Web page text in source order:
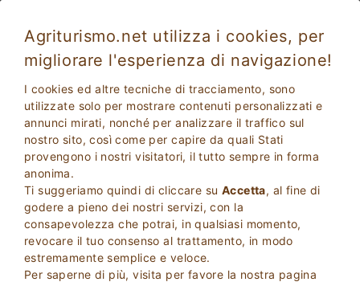
Agriturismo.net utilizza i cookies, per
migliorare l'esperienza di navigazione!
I cookies ed altre tecniche di tracciamento, sono
utilizzate solo per mostrare contenuti personalizzati e
annunci mirati, nonché per analizzare il traffico sul
nostro sito, così come per capire da quali Stati
provengono i nostri visitatori, il tutto sempre in forma
anonima.
Ti suggeriamo quindi di cliccare su Accetta, al fine di
godere a pieno dei nostri servizi, con la
consapevolezza che potrai, in qualsiasi momento,
revocare il tuo consenso al trattamento, in modo
estremamente semplice e veloce.
Per saperne di più, visita per favore la nostra pagina
Agriturismo Casal San Sergio
Agriturismo
Pesaro Urbino , Fossombrone(Mappa)
Prenotazione Immediata 25Posti Letto
PRENOTA
Favoloso
8.5
Maggiori Informazioni